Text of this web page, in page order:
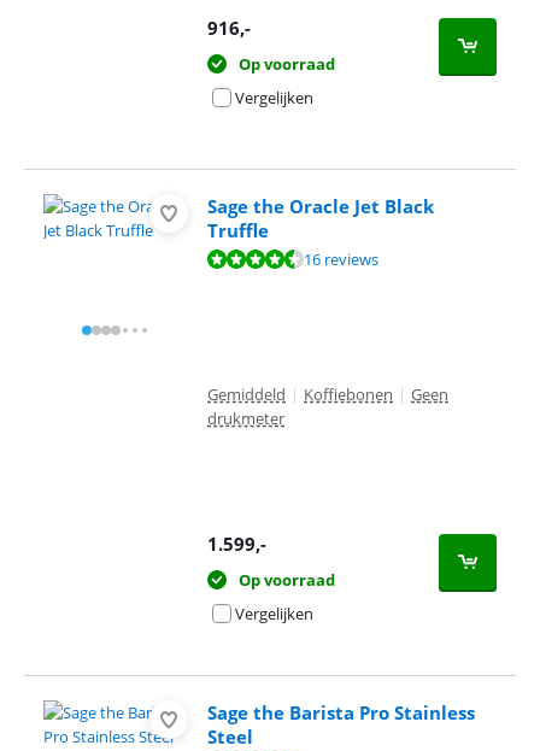
916,-
Op voorraad
Vergelijken
Sage the Oracle Jet Black
Truffle
Beoordeling is 9,3 van de 10, gebaseerd op 16 reviews.
16 reviews
Gemiddeld | Koffiebonen | Geen
drukmeter
1.599,-
Op voorraad
Vergelijken
Sage the Barista Pro Stainless
Steel